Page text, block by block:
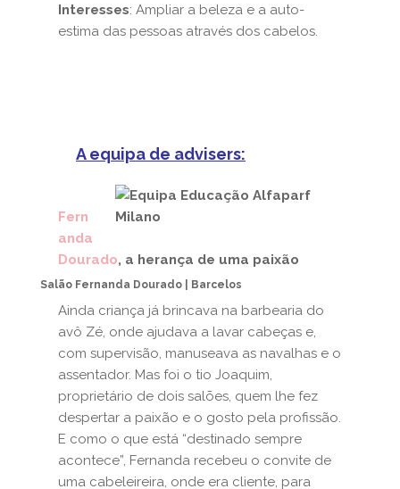
Interesses: Ampliar a beleza e a auto-
estima das pessoas através dos cabelos.
A equipa de advisers:
Fern
anda
Dourado, a herança de uma paixão
Salão Fernanda Dourado | Barcelos
Ainda criança já brincava na barbearia do
avô Zé, onde ajudava a lavar cabeças e,
com supervisão, manuseava as navalhas e o
assentador. Mas foi o tio Joaquim,
proprietário de dois salões, quem lhe fez
despertar a paixão e o gosto pela profissão.
E como o que está “destinado sempre
acontece”, Fernanda recebeu o convite de
uma cabeleireira, onde era cliente, para